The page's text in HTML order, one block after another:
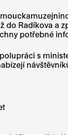
Radíkova
potřebné
s